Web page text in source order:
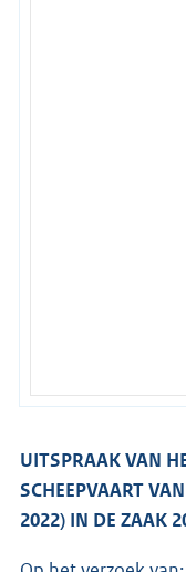
UITSPRAAK VAN
SCHEEPVAART
2022) IN DE ZAAK